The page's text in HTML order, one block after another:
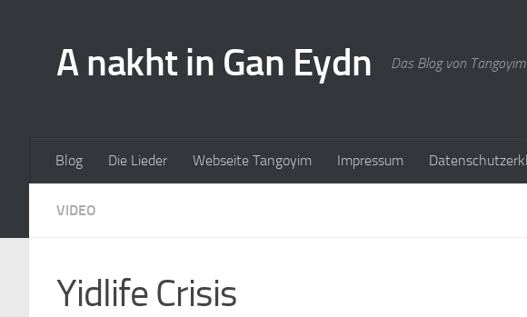
A nakht in Gan Eydn Das Blog von Tangoyim
Blog Die Lieder Webseite Tangoyim Impressum
VIDEO
Yidlife Crisis